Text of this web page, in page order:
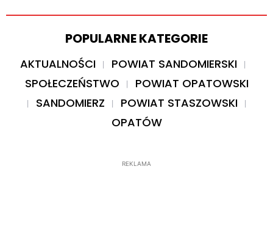
POPULARNE KATEGORIE
AKTUALNOŚCI
POWIAT SANDOMIERSKI
SPOŁECZEŃSTWO
POWIAT OPATOWSKI
SANDOMIERZ
POWIAT STASZOWSKI
OPATÓW
REKLAMA